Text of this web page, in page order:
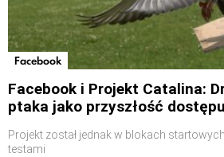
Facebook
Facebook i Projekt Catalina:
ptaka jako przyszłość
Projekt został jednak w blokach
testami